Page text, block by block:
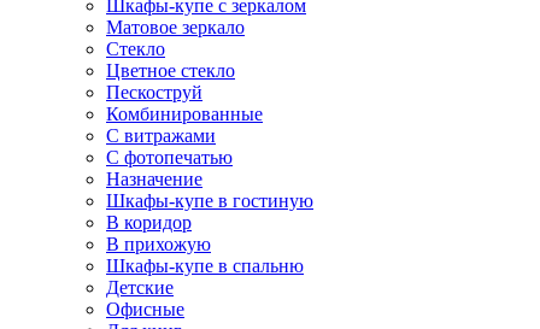
Шкафы-купе с зеркалом
Матовое зеркало
Стекло
Цветное стекло
Пескоструй
Комбинированные
С витражами
С фотопечатью
Назначение
Шкафы-купе в гостиную
В коридор
В прихожую
Шкафы-купе в спальню
Детские
Офисные